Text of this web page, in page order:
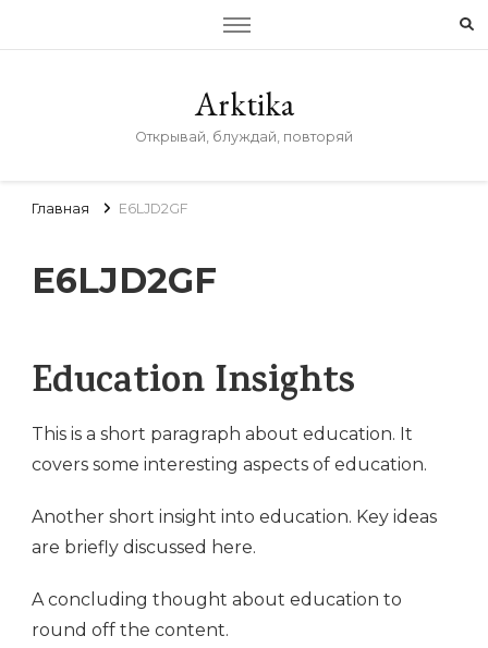
Arktika
Открывай, блуждай, повторяй
Главная E6LJD2GF
E6LJD2GF
Education Insights
This is a short paragraph about education. It
covers some interesting aspects of education.
Another short insight into education. Key ideas
are briefly discussed here.
A concluding thought about education to
round off the content.